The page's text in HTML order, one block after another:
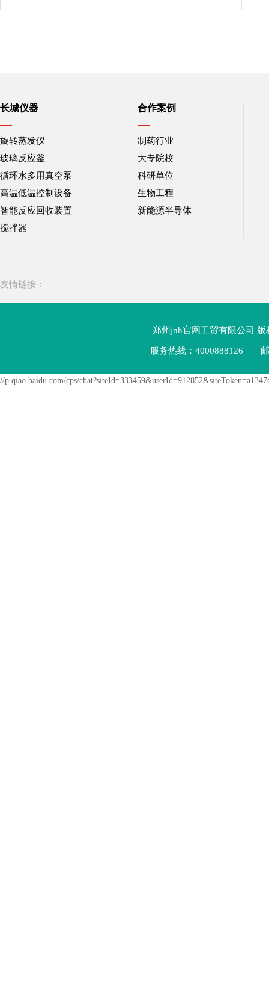
长城仪器
旋转蒸发仪
玻璃反应釜
循环水多用真空泵
高温低温控制设备
智能反应回收装置
搅拌器
合作案例
制药行业
大专院校
科研单位
生物工程
新能源半导体
友情链接：
郑州jnh官网工贸有限公司
服务热线：4000888126
//p.qiao.baidu.com/cps/